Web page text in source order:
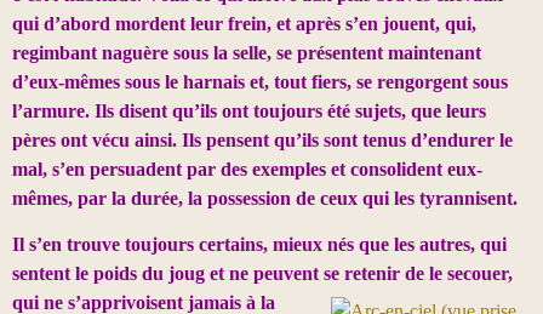
qui d’abord mordent leur frein, et après s’en jouent, qui,
regimbant naguère sous la selle, se présentent maintenant
d’eux-mêmes sous le harnais et, tout fiers, se rengorgent sous
l’armure. Ils disent qu’ils ont toujours été sujets, que leurs
pères ont vécu ainsi. Ils pensent qu’ils sont tenus d’endurer le
mal, s’en persuadent par des exemples et consolident eux-
mêmes, par la durée, la possession de ceux qui les tyrannisent.
Il s’en trouve toujours certains, mieux nés que les autres, qui
sentent le poids du joug et ne peuvent se retenir de le secouer,
qui ne s’apprivoisent jamais à la